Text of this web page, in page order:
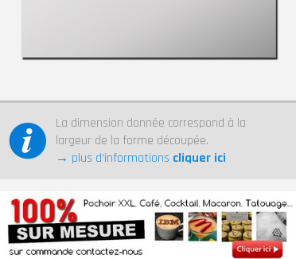
La dimension donnée correspond à la
largeur de la forme découpée.
→ plus d’informations cliquer ici